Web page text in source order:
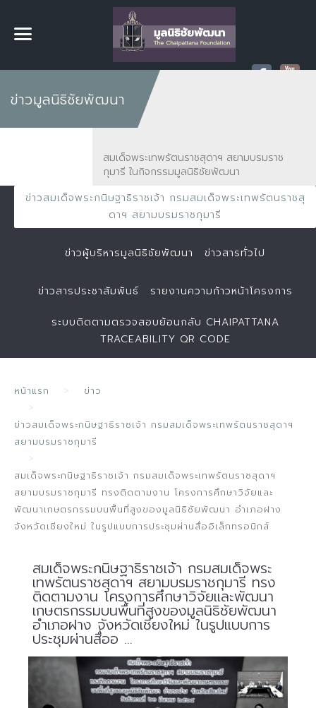
ข่าวมูลนิธิชัยพัฒนา
สมเด็จพระเทพรัตนราชสุดาฯ สยามบรมราช
กุมารี ในกิจกรรมมูลนิธิชัยพัฒนา
ข่าวสมเด็จพระกนิษฐาธิราชเจ้า กรมสมเด็จพระเทพรัตนราชสุ
ดาฯ สยามบรมราชกุมารี
ข่าวผู้บริหารมูลนิธิชัยพัฒนา ข่าวสารทั่วไป
ข่าวสารประชาสัมพันธ์ รายงานความก้าวหน้าโครงการ
ระบบติดตามตรวจสอบย้อนกลับ CHAIPATTANA
TRACEABILITY QR CODE
หน้าแรก ข่าว
ข่าวสมเด็จพระกนิษฐาธิราชเจ้า กรมสมเด็จพระเทพรัตนราชสุดาฯ
สยามบรมราชกุมารี
สมเด็จพระกนิษฐาธิราชเจ้า กรมสมเด็จพระเทพรัตนราชสุดาฯ
สยามบรมราชกุมารี ทรงติดตามงาน โครงการศึกษาวิจัยและ
พัฒนาเกษตรกรรมบนพื้นที่สูงของมูลนิธิชัยพัฒนา อำเภอฝาง
จังหวัดเชียงใหม่ ในรูปแบบการประชุมผ่านสื่ออิเล็กทรอนิกส์
สมเด็จพระกนิษฐาธิราชเจ้า กรมสมเด็จพระ
เทพรัตนราชสุดาฯ สยามบรมราชกุมารี ทรง
ติดตามงาน โครงการศึกษาวิจัยและพัฒนา
เกษตรกรรมบนพื้นที่สูงของมูลนิธิชัยพัฒนา
อำเภอฝาง จังหวัดเชียงใหม่ ในรูปแบบการ
ประชุมผ่านสื่ออ ...